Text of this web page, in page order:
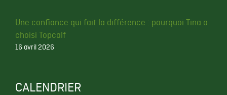
Une confiance qui fait la différence : pourquoi Tina a
choisi Topcalf
16 avril 2026
CALENDRIER